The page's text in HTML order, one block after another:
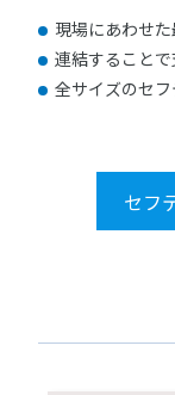
現場にあわせ
連結すること
全サイズのセ
セフ